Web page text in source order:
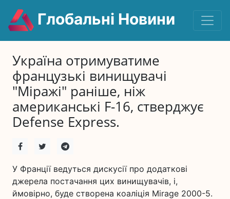
Глобальні Новини
Україна отримуватиме
французькі винищувачі
"Міражі" раніше, ніж
американські F-16, стверджує
Defense Express.
У Франції ведуться дискусії про додаткові
джерела постачання цих винищувачів, і,
ймовірно, буде створена коаліція Mirage 2000-5.